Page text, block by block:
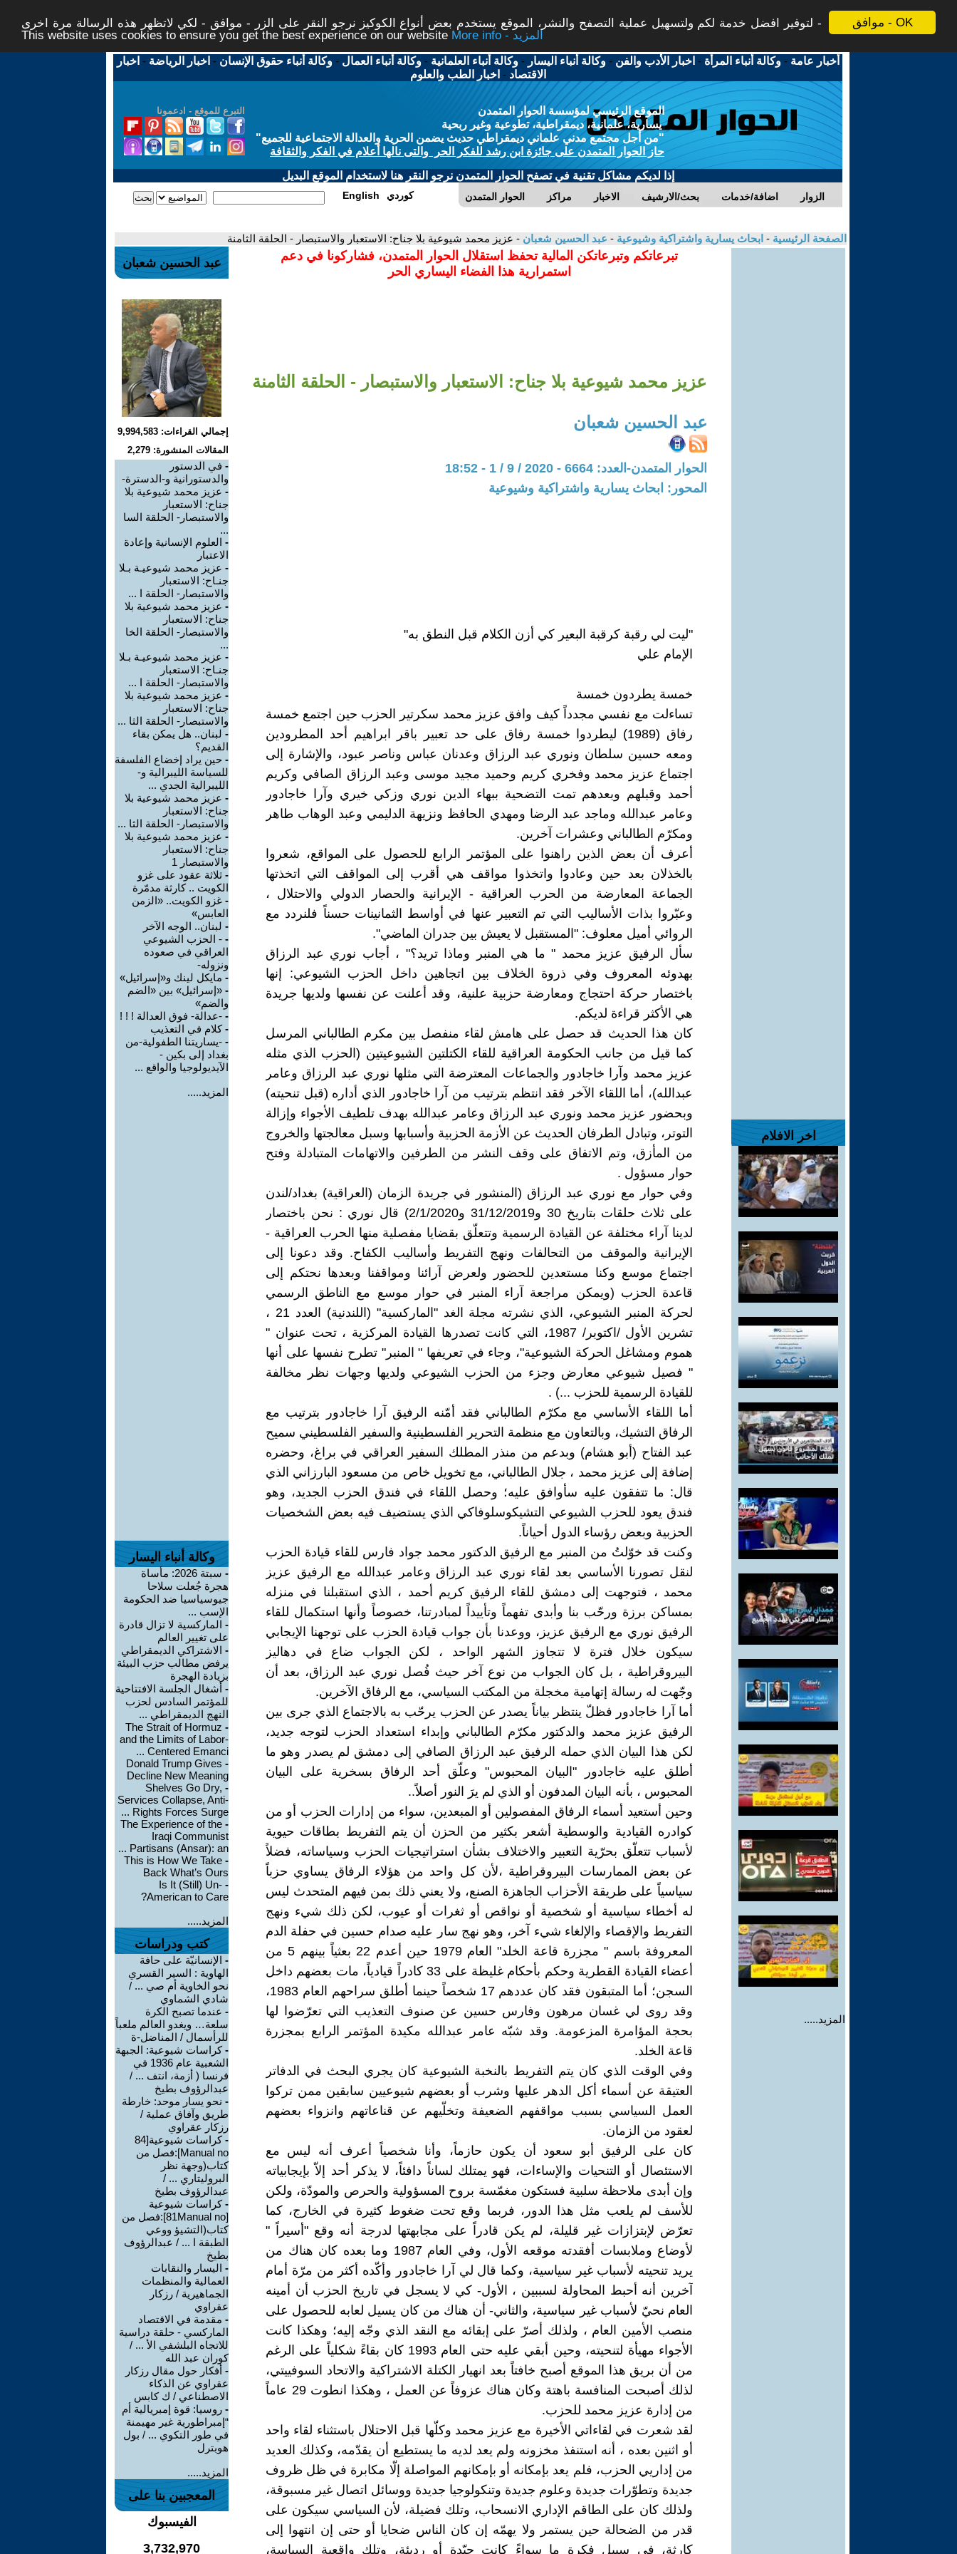
موافق - OK
لتوفير افضل خدمة لكم ولتسهيل عملية التصفح والنشر، الموقع يستخدم بعض أنواع الكوكيز نرجو النقر على الزر - موافق - لكي لاتظهر هذه الرسالة مرة اخرى -
This website uses cookies to ensure you get the best experience on our website
More info - المزيد
أخبار عامة -وكالة أنباء المرأة - اخبار الأدب والفن -وكالة أنباء اليسار -وكالة أنباء العلمانية -وكالة أنباء العمال -وكالة أنباء حقوق الإنسان - اخبار الرياضة - اخبار
الاقتصاد - اخبار الطب والعلوم
التبرع للموقع - ادعمونا
الموقع الرئيسي لمؤسسة الحوار المتمدن
يسارية، علمانية، ديمقراطية، تطوعية وغير ربحية
"من أجل مجتمع مدني علماني ديمقراطي حديث يضمن الحرية والعدالة الاجتماعية للجميع"
حاز الحوار المتمدن على جائزة ابن رشد للفكر الحر والتى نالها أعلام في الفكر والثقافة
إذا لديكم مشاكل تقنية في تصفح الحوار المتمدن نرجو النقر هنا لاستخدام الموقع البديل
الحوار المتمدن مراكز الاخبار بحث/الارشيف اضافة/خدمات الزوار English كوردي
الصفحة الرئيسية - ابحاث يسارية واشتراكية وشيوعية - عبد الحسين شعبان - عزيز محمد شيوعية بلا جناح: الاستعبار والاستبصار - الحلقة الثامنة
اخر الافلام
المزيد.....
تبرعاتكم وتبرعاتكن المالية تحفظ استقلال الحوار المتمدن، فشاركونا في دعم
استمرارية هذا الفضاء اليساري الحر
عزيز محمد شيوعية بلا جناح: الاستعبار والاستبصار - الحلقة الثامنة
عبد الحسين شعبان
الحوار المتمدن-العدد: 6664 - 2020 / 9 / 1 - 18:52
المحور: ابحاث يسارية واشتراكية وشيوعية
"ليت لي رقبة كرقبة البعير كي أزن الكلام قبل النطق به"
الإمام علي
خمسة يطردون خمسة
تساءلت مع نفسي مجدداً كيف وافق عزيز محمد سكرتير الحزب حين اجتمع خمسة
رفاق (1989) ليطردوا خمسة رفاق على حد تعبير باقر ابراهيم أحد المطرودين
ومعه حسين سلطان ونوري عبد الرزاق وعدنان عباس وناصر عبود، والإشارة إلى
اجتماع عزيز محمد وفخري كريم وحميد مجيد موسى وعبد الرزاق الصافي وكريم
أحمد وقبلهم وبعدهم تمت التضحية ببهاء الدين نوري وزكي خيري وآرا خاجادور
وعامر عبدالله وماجد عبد الرضا ومهدي الحافظ ونزيهة الدليمي وعبد الوهاب طاهر
ومكرّم الطالباني وعشرات آخرين.
أعرف أن بعض الذين راهنوا على المؤتمر الرابع للحصول على المواقع، شعروا
بالخذلان بعد حين وعادوا واتخذوا مواقف هي أقرب إلى المواقف التي اتخذتها
الجماعة المعارضة من الحرب العراقية - الإيرانية والحصار الدولي والاحتلال ،
وعبّروا بذات الأساليب التي تم التعبير عنها في أواسط الثمانينات حسناً فلنردد مع
الروائي أميل معلوف: "المستقبل لا يعيش بين جدران الماضي".
سأل الرفيق عزيز محمد " ما هي المنبر وماذا تريد؟" ، أجاب نوري عبد الرزاق
بهدوئه المعروف وفي ذروة الخلاف بين اتجاهين داخل الحزب الشيوعي: إنها
باختصار حركة احتجاج ومعارضة حزبية علنية، وقد أعلنت عن نفسها ولديها جريدة
هي الأكثر قراءة لديكم.
كان هذا الحديث قد حصل على هامش لقاء منفصل بين مكرم الطالباني المرسل
كما قيل من جانب الحكومة العراقية للقاء الكتلتين الشيوعيتين (الحزب الذي مثله
عزيز محمد وآرا خاجادور والجماعات المعترضة التي مثلها نوري عبد الرزاق وعامر
عبدالله)، أما اللقاء الآخر فقد انتظم بترتيب من آرا خاجادور الذي أداره (قبل تنحيته)
وبحضور عزيز محمد ونوري عبد الرزاق وعامر عبدالله بهدف تلطيف الأجواء وإزالة
التوتر، وتبادل الطرفان الحديث عن الأزمة الحزبية وأسبابها وسبل معالجتها والخروج
من المأزق، وتم الاتفاق على وقف النشر من الطرفين والاتهامات المتبادلة وفتح
حوار مسؤول .
وفي حوار مع نوري عبد الرزاق (المنشور في جريدة الزمان (العراقية) بغداد/لندن
على ثلاث حلقات بتاريخ 30 و31/12/2019 و2/1/2020) قال نوري : نحن باختصار
لدينا آراء مختلفة عن القيادة الرسمية وتتعلّق بقضايا مفصلية منها الحرب العراقية -
الإيرانية والموقف من التحالفات ونهج التفريط وأساليب الكفاح. وقد دعونا إلى
اجتماع موسع وكنا مستعدين للحضور ولعرض آرائنا ومواقفنا وبعدها نحتكم إلى
قاعدة الحزب (ويمكن مراجعة آراء المنبر في حوار موسع مع الناطق الرسمي
لحركة المنبر الشيوعي، الذي نشرته مجلة الغد "الماركسية" (اللندنية) العدد 21 ،
تشرين الأول /اكتوبر/ 1987، التي كانت تصدرها القيادة المركزية ، تحت عنوان "
هموم ومشاغل الحركة الشيوعية"، وجاء في تعريفها " المنبر" تطرح نفسها على أنها
" فصيل شيوعي معارض وجزء من الحزب الشيوعي ولديها وجهات نظر مخالفة
للقيادة الرسمية للحزب ...) .
أما اللقاء الأساسي مع مكرّم الطالباني فقد أمّنه الرفيق آرا خاجادور بترتيب مع
الرفاق التشيك، وبالتعاون مع منظمة التحرير الفلسطينية والسفير الفلسطيني سميح
عبد الفتاح (أبو هشام) وبدعم من منذر المطلك السفير العراقي في براغ، وحضره
إضافة إلى عزيز محمد ، جلال الطالباني، مع تخويل خاص من مسعود البارزاني الذي
قال: ما تتفقون عليه سأوافق عليه؛ وحصل اللقاء في فندق الحزب الجديد، وهو
فندق يعود للحزب الشيوعي التشيكوسلوفاكي الذي يستضيف فيه بعض الشخصيات
الحزبية وبعض رؤساء الدول أحياناً.
وكنت قد خوّلتُ من المنبر مع الرفيق الدكتور محمد جواد فارس للقاء قيادة الحزب
لنقل تصورنا الأساسي بعد لقاء نوري عبد الرزاق وعامر عبدالله مع الرفيق عزيز
محمد ، فتوجهت إلى دمشق للقاء الرفيق كريم أحمد ، الذي استقبلنا في منزله
بمساكن برزة ورحّب بنا وأبدى تفهماً وتأييداً لمبادرتنا، خصوصاً وأنها استكمال للقاء
الرفيق نوري مع الرفيق عزيز، ووعدنا بأن جواب قيادة الحزب على توجهنا الإيجابي
سيكون خلال فترة لا تتجاوز الشهر الواحد ، لكن الجواب ضاع في دهاليز
البيروقراطية ، بل كان الجواب من نوع آخر حيث فُصل نوري عبد الرزاق، بعد أن
وجّهت له رسالة إتهامية مخجلة من المكتب السياسي، مع الرفاق الآخرين.
أما آرا خاجادور فظلّ ينتظر بياناً يصدر عن الحزب يرحّب به بالاجتماع الذي جرى بين
الرفيق عزيز محمد والدكتور مكرّم الطالباني وإبداء استعداد الحزب لتوجه جديد،
لكن هذا البيان الذي حمله الرفيق عبد الرزاق الصافي إلى دمشق لم يصدر وهو ما
أطلق عليه خاجادور "البيان المحبوس" وعلّق أحد الرفاق بسخرية على البيان
المحبوس ، بأنه البيان المدفون أو الذي لم يرَ النور أصلاً..
وحين أستعيد أسماء الرفاق المفصولين أو المبعدين، سواء من إدارات الحزب أو من
كوادره القيادية والوسطية أشعر بكثير من الحزن أن يتم التفريط بطاقات حيوية
لأسباب تتعلّق بحرّية التعبير والاختلاف بشأن استراتيجيات الحزب وسياساته، فضلاً
عن بعض الممارسات البيروقراطية ،لأن كل واحد من هؤلاء الرفاق يساوي حزباً
سياسياً على طريقة الأحزاب الجاهزة الصنع، ولا يعني ذلك بمن فيهم المتحدث ليس
له أخطاء سياسية أو شخصية أو نواقص أو ثغرات أو عيوب، لكن ذلك شيء ونهج
التفريط والإقصاء والإلغاء شيء آخر، وهو نهج سار عليه صدام حسين في حفلة الدم
المعروفة باسم " مجزرة قاعة الخلد" العام 1979 حين أعدم 22 بعثياً بينهم 5 من
أعضاء القيادة القطرية وحكم بأحكام غليظة على 33 كادراً قيادياً، مات بعضهم داخل
السجن؛ أما المتبقون فقد كان عددهم 17 شخصاً حينما أطلق سراحهم العام 1983،
وقد روى لي غسان مرهون وفارس حسين عن صنوف التعذيب التي تعرّضوا لها
بحجة المؤامرة المزعومة. وقد شبّه عامر عبدالله مكيدة المؤتمر الرابع بمجزرة
قاعة الخلد.
وفي الوقت الذي كان يتم التفريط بالنخبة الشيوعية كان يجري البحث في الدفاتر
العتيقة عن أسماء أكل الدهر عليها وشرب أو بعضهم شيوعيين سابقين ممن تركوا
العمل السياسي بسبب مواقفهم الضعيفة وتخلّيهم عن قناعاتهم وانزواء بعضهم
لعقود من الزمان.
كان على الرفيق أبو سعود أن يكون حازماً، وأنا شخصياً أعرف أنه ليس مع
الاستئصال أو التنحيات والإساءات، فهو يمتلك لساناً دافئاً، لا يذكر أحد إلاّ بإيجابياته
وإن أبدى ملاحظة سلبية فستكون مغمّسة بروح المسؤولية والحرص والمودّة، ولكن
للأسف لم يلعب مثل هذا الدور، فربما وقع تحت ضغوط كثيرة في الخارج، كما
تعرّض لإبتزازات غير قليلة، لم يكن قادراً على مجابهتها لدرجة أنه وقع "أسيراً "
لأوضاع وملابسات أفقدته موقعه الأول، وفي العام 1987 وما بعده كان هناك من
يريد تنحيته لأسباب غير سياسية، وكما قال لي آرا خاجادور وأكّده أكثر من مرّة أمام
آخرين أنه أحبط المحاولة لسببين ، الأول- كي لا يسجل في تاريخ الحزب أن أمينه
العام نحيّ لأسباب غير سياسية، والثاني- أن هناك من كان يسيل لعابه للحصول على
منصب الأمين العام ، ولذلك أصرّ على إبقائه مع النقد الذي وجّه إليه؛ وهكذا كانت
الأجواء مهيأة لتنحيته، وحين أبقي عليه حتى العام 1993 كان بقاءً شكلياً على الرغم
من أن بريق هذا الموقع أصبح خافتاً بعد انهيار الكتلة الاشتراكية والاتحاد السوفييتي،
لذلك أصبحت المنافسة باهتة وكان هناك عزوفاً عن العمل ، وهكذا انطوت 29 عاماً
من إدارة عزيز محمد للحزب.
لقد شعرت في لقاءاتي الأخيرة مع عزيز محمد وكلّها قبل الاحتلال باستثناء لقاء واحد
أو اثنين بعده ، أنه استنفذ مخزونه ولم يعد لديه ما يستطيع أن يقدّمه، وكذلك العديد
من إداريي الحزب، فلم يعد بإمكانه أو بإمكانهم المواصلة إلّا مكابرة في ظل ظروف
جديدة وتطوّرات جديدة وعلوم جديدة وتنكولوجيا جديدة ووسائل اتصال غير مسبوقة،
ولذلك كان على الطاقم الإداري الانسحاب، وتلك فضيلة، لأن السياسي سيكون على
قدر من الضحالة حين يستمر ولا يهمّه إن كان الناس ضحايا أو حتى إن انتهوا إلى
كارثة، في سبيل فكرة ما سواءً كانت جيّدة أو رديئة، وتلك واقعية السياسة،
عبد الحسين شعبان
إجمالي القراءات: 9,994,583
المقالات المنشورة: 2,279
- في الدستور
والدستورانية و-الدسترة-
- عزيز محمد شيوعية بلا
جناح: الاستعبار
والاستبصار- الحلقة السا
...
- العلوم الإنسانية وإعادة
الاعتبار
- عزيز محمد شيوعيـة بـلا
جنـاح: الاستعبار
والاستبصار- الحلقة ا ...
- عزيز محمد شيوعية بلا
جناح: الاستعبار
والاستبصار- الحلقة الخا
...
- عزيز محمد شيوعيـة بـلا
جنـاح: الاستعبار
والاستبصار- الحلقة ا ...
- عزيز محمد شيوعية بلا
جناح: الاستعبار
والاستبصار- الحلقة الثا ...
- لبنان.. هل يمكن بقاء
القديم؟
- حين يراد إخضاع الفلسفة
للسياسة الليبرالية و-
الليبرالية الجدي ...
- عزيز محمد شيوعية بلا
جناح: الاستعبار
والاستبصار- الحلقة الثا ...
- عزيز محمد شيوعية بلا
جناح: الاستعبار
والاستبصار 1
- ثلاثة عقود على غزو
الكويت .. كارثة مدمّرة
- غزو الكويت.. «الزمن
العابس»
- لبنان.. الوجه الآخر
- - الحزب الشيوعي
العراقي في صعوده
ونزوله-
- مايكل لينك و«إسرائيل»
- «إسرائيل» بين «الضم
والضم»
- -عدالة- فوق العدالة ! ! !
-كلام في التعذيب
- -يساريتنا الطفولية-من
بغداد إلى بكين -
الآيديولوجيا والواقع ...
المزيد.....
وكالة أنباء اليسار
-
سبتة 2026: مأساة
هجرة جُعلت سلاحا
جيوسياسيا ضد الحكومة
الإسب ...
- الماركسية لا تزال قادرة
على تغيير العالم
- الاشتراكي الديمقراطي
يرفض مطالب حزب البيئة
بزيادة الهجرة
- أشغال الجلسة الافتتاحية
للمؤتمر السادس لحزب
النهج الديمقراطي ...
-
The Strait of Hormuz
and the Limits of Labor-
Centered Emanci ...
-
Donald Trump Gives
Decline New Meaning
-
Shelves Go Dry,
Services Collapse, Anti-
Rights Forces Surge ...
-
The Experience of the
Iraqi Communist
Partisans (Ansar): an ...
-
This is How We Take
Back What’s Ours
-
Is It (Still) Un-
American to Care?
المزيد.....
كتب ودراسات
- الإنسانيّة على حافة
الهاوية : السير القسري
نحو الخاوية أم صي ... /
شادي الشماوي
- عندما تصبح الكرة
سلعة… ويغدو العالم ملعباً
للرأسمال / المناضل-ة
-كراسات شيوعية: الجبهة
الشعبية عام 1936 في
فرنسا ( أزمة، انتف ... /
عبدالرؤوف بطيخ
- نحو يسار موحد: خارطة
طريق وآفاق عملية /
رزكار عقراوي
-
كراسات شيوعية[84
Manual no]:فصل من
كتاب(وجهة نظر
البروليتاري ... /
عبدالرؤوف بطيخ
-كراسات شيوعية
[81Manual no]:فصل من
كتاب(التشيؤ ووعي
الطبقة ا ... / عبدالرؤوف
بطيخ
- اليسار والنقابات
العمالية والمنظمات
الجماهيرية / رزكار
عقراوي
- مقدمة في الاقتصاد
الماركسي - حلقة دراسية
للاتجاه البلشفي الأ ... /
كوران عبد الله
- أفكار حول مقال رزكار
عقراوي عن الذكاء
الاصطناعي / ك كابس
- روسيا: قوة إمبريالية أم
“إمبراطورية غير مهيمنة
في طور التكوي ... / بول
هوبترل
المزيد.....
المعجبين بنا على
الفيسبوك
3,732,970